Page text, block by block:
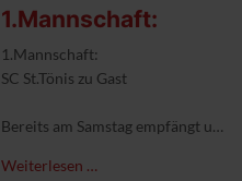
1.Mannschaft:
1.Mannschaft:
SC St.Tönis zu Gast
Bereits am Samstag empfängt
Weiterlesen …